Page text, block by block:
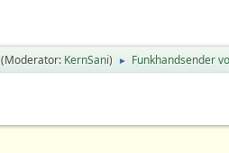
(Moderator: KernSani) ► Funkhandsender